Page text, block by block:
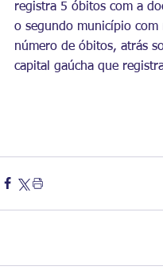
registra 5 óbitos com a
o segundo município com
número de óbitos, atrás
capital gaúcha que